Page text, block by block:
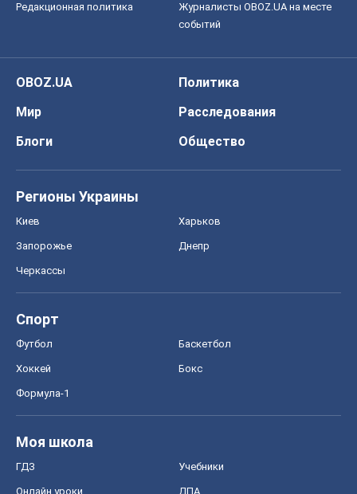
Редакционная политика
Журналисты OBOZ.UA на месте
событий
OBOZ.UA
Политика
Мир
Расследования
Блоги
Общество
Регионы Украины
Киев Харьков
Запорожье Днепр
Черкассы
Спорт
Футбол Баскетбол
Хоккей Бокс
Формула-1
Моя школа
ГДЗ Учебники
Онлайн уроки ДПА